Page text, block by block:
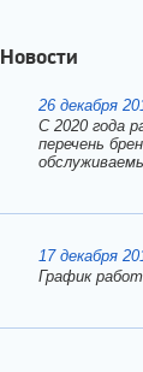
Новости
26 декабря
С 2020 года
перечень
17 декабря
График